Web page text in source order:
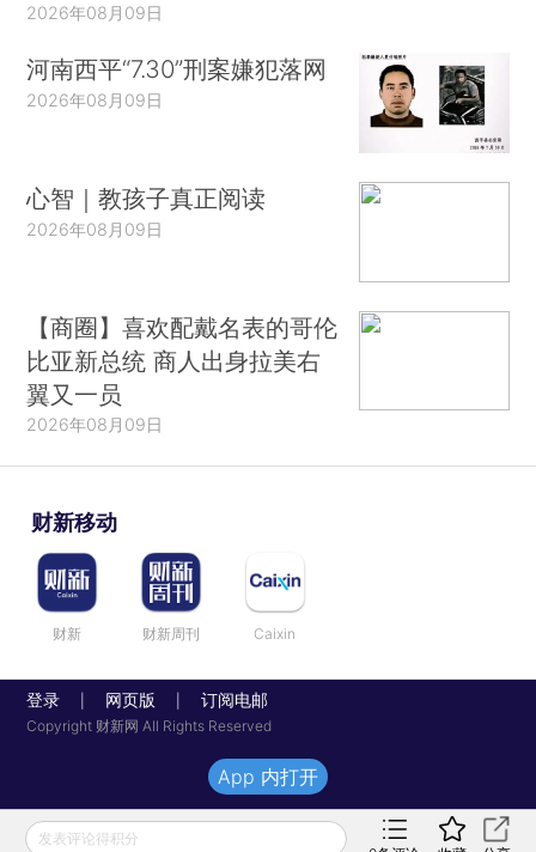
2026年08月09日
河南西平“7.30”刑案嫌犯落网
2026年08月09日
心智｜教孩子真正阅读
2026年08月09日
【商圈】喜欢配戴名表的哥伦
比亚新总统 商人出身拉美右
翼又一员
2026年08月09日
财新移动
财新 财新周刊 Caixin
登录 网页版 订阅电邮
Copyright 财新网 All Rights Reserved
发表评论得积分
App 内打开